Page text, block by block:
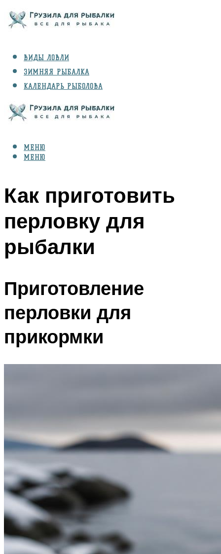
ВИДЫ ЛОВЛИ
ЗИМНЯЯ РЫБАЛКА
КАЛЕНДАРЬ РЫБОЛОВА
СНАРЯЖЕНИЕ
МЕНЮ
МЕНЮ
Как приготовить
перловку для
рыбалки
Приготовление
перловки для
прикормки